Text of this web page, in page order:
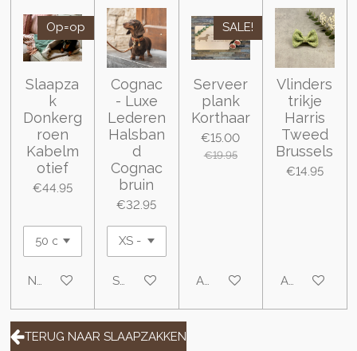
Op=op
Slaapza
k
Donkerg
roen
Kabelm
otief
€44.95
Notify me when available
Cognac
- Luxe
Lederen
Halsban
d
Cognac
bruin
€32.95
See details
SALE!
Serveer
plank
Korthaar
€15.00
€19.95
Add to cart
Vlinders
trikje
Harris
Tweed
Brussels
€14.95
Add to cart
TERUG NAAR SLAAPZAKKEN